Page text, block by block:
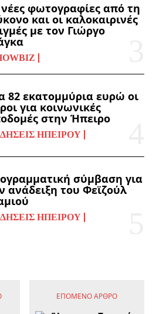
φωτογραφίες από τη
και οι καλοκαιρινές
με τον Γιώργο
82 εκατομμύρια ευρώ οι
για κοινωνικές
στην Ήπειρο
ΗΠΕΊΡΟΥ
σύμβαση για
ανάδειξη του Φεϊζούλ
ΗΠΕΊΡΟΥ
ΕΠΌΜΕΝΟ ΆΡΘΡΟ